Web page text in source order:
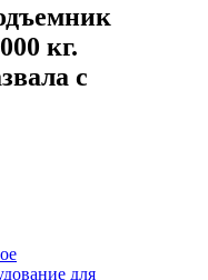
кг.
с
для